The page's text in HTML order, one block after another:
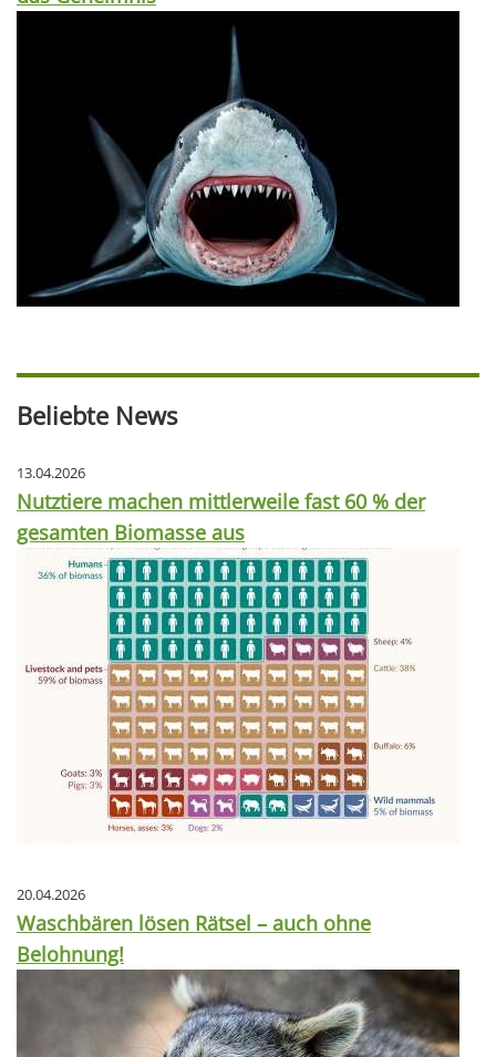
Beliebte News
13.04.2026
Nutztiere machen mittlerweile fast 60 % der
gesamten Biomasse aus
20.04.2026
Waschbären lösen Rätsel – auch ohne
Belohnung!